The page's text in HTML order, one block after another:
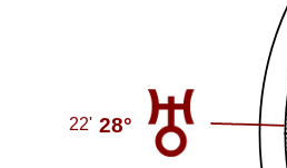
28°
22'